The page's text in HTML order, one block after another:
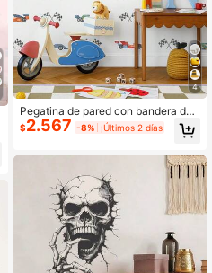
4
Pegatina de pared con bandera de
carreras, calcomanía de pared de c
oche vintage, adecuada para dormi
ecoración de pared del hogar
$2.567 -8% ¡Últimos 2 días